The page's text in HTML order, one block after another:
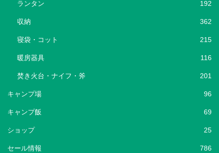
ランタン 192
収納 362
寝袋・コット 215
暖房器具 116
焚き火台・ナイフ・斧 201
キャンプ場 96
キャンプ飯 69
ショップ 25
セール情報 786